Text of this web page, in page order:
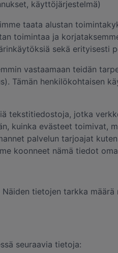
käyttöjärjestelmä)
taata alustan
toimintaa ja
sekä erityisesti
vastaamaan teidän
Tämän henkilökohtaisen
tekstitiedostoja, jotka
kuinka evästeet toimivat,
palvelun tarjoajat
koonneet nämä tiedot
tietojen tarkka
seuraavia tietoja: